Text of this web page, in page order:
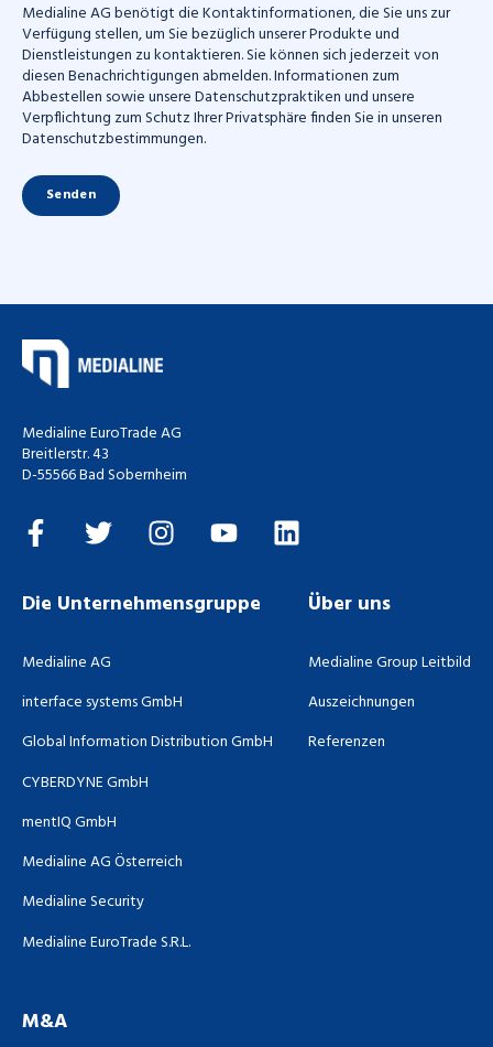
Medialine AG benötigt die Kontaktinformationen, die Sie uns zur
Verfügung stellen, um Sie bezüglich unserer Produkte und
Dienstleistungen zu kontaktieren. Sie können sich jederzeit von
diesen Benachrichtigungen abmelden. Informationen zum
Abbestellen sowie unsere Datenschutzpraktiken und unsere
Verpflichtung zum Schutz Ihrer Privatsphäre finden Sie in unseren
Datenschutzbestimmungen.
Medialine EuroTrade AG
Breitlerstr. 43
D-55566 Bad Sobernheim
Die Unternehmensgruppe
Medialine AG
interface systems GmbH
Global Information Distribution GmbH
CYBERDYNE GmbH
mentIQ GmbH
Medialine AG Österreich
Medialine Security
Medialine EuroTrade S.R.L.
Über uns
Medialine Group Leitbild
Auszeichnungen
Referenzen
M&A